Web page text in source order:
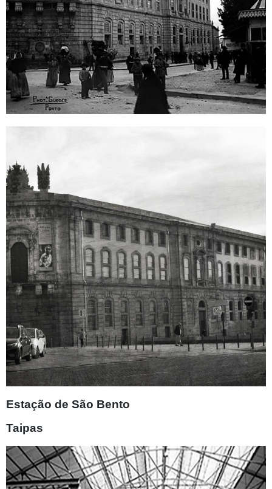
Estação de São Bento
Taipas